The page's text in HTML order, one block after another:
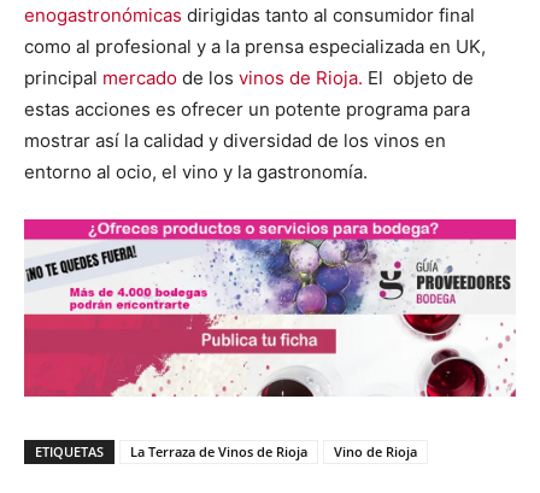
enogastronómicas dirigidas tanto al consumidor final
como al profesional y a la prensa especializada en UK,
principal mercado de los vinos de Rioja. El objeto de
estas acciones es ofrecer un potente programa para
mostrar así la calidad y diversidad de los vinos en
entorno al ocio, el vino y la gastronomía.
ETIQUETAS La Terraza de Vinos de Rioja Vino de Rioja